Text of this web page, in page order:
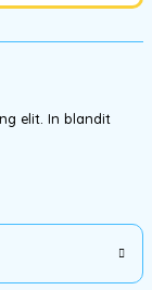
elit. In blandit